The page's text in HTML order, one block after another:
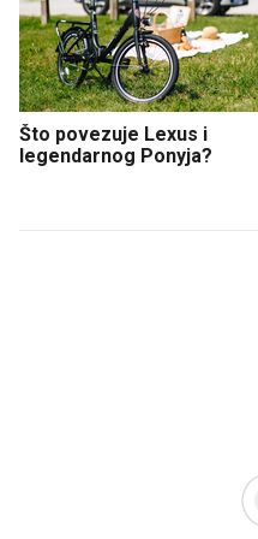
Što povezuje Lexus i
legendarnog Ponyja?